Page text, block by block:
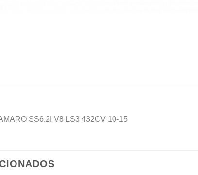
SS6.2I V8 LS3 432CV 10-15